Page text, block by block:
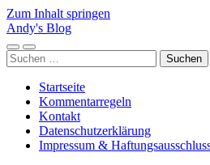
Zum Inhalt springen
Andy's Blog
Mobile-
Menü
Suchfeld
ein-/ausblenden
Suchen
nach:
Startseite
Kommentarregeln
Kontakt
Datenschutzerklärung
Impressum &